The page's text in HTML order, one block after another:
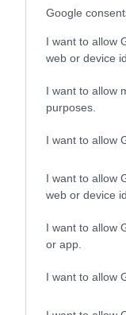
Google
I want to allow
web or device
I want to allow
purposes.
I want to allow
I want to allow
web or device
I want to allow
or app.
I want to allow